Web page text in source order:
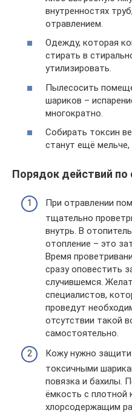
внутренностях
отравлением.
Одежду, которая
стирать в
утилизировать.
Пылесосить
шариков –
многократно.
Собирать токсин
станут ещё
Порядок действий по
При отравлении
тщательно
внутрь. В
отопление – это
Время
сразу оповестить
случившемся.
специалистов,
проведут
отсутствии такой
самостоятельно.
Кожу нужно
токсичными
повязка и бахилы.
ёмкость с плотной
хлорсодержащим